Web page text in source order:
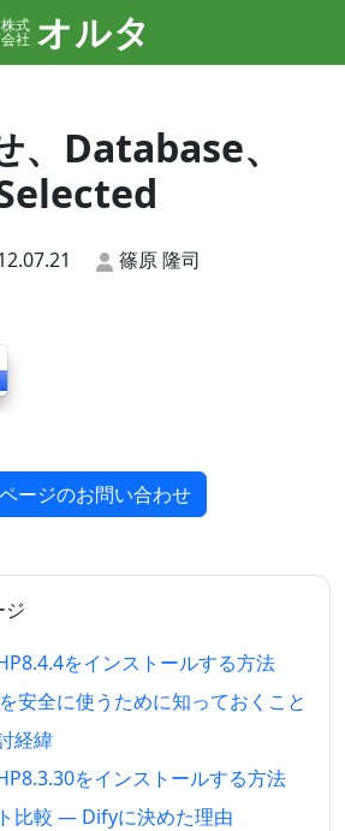
株式
会社 オルタ
、Database、
篠原 隆司
ージのお問い合わせ
ジ
をインストールする方法
安全に使うために知っておくこと
経緯
をインストールする方法
比較 — Difyに決めた理由